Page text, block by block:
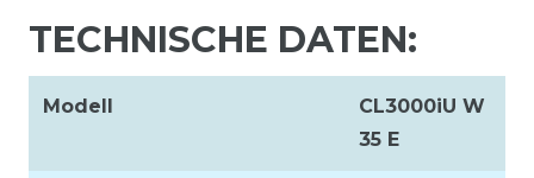
TECHNISCHE DATEN:
Modell
CL3000iU W
35 E